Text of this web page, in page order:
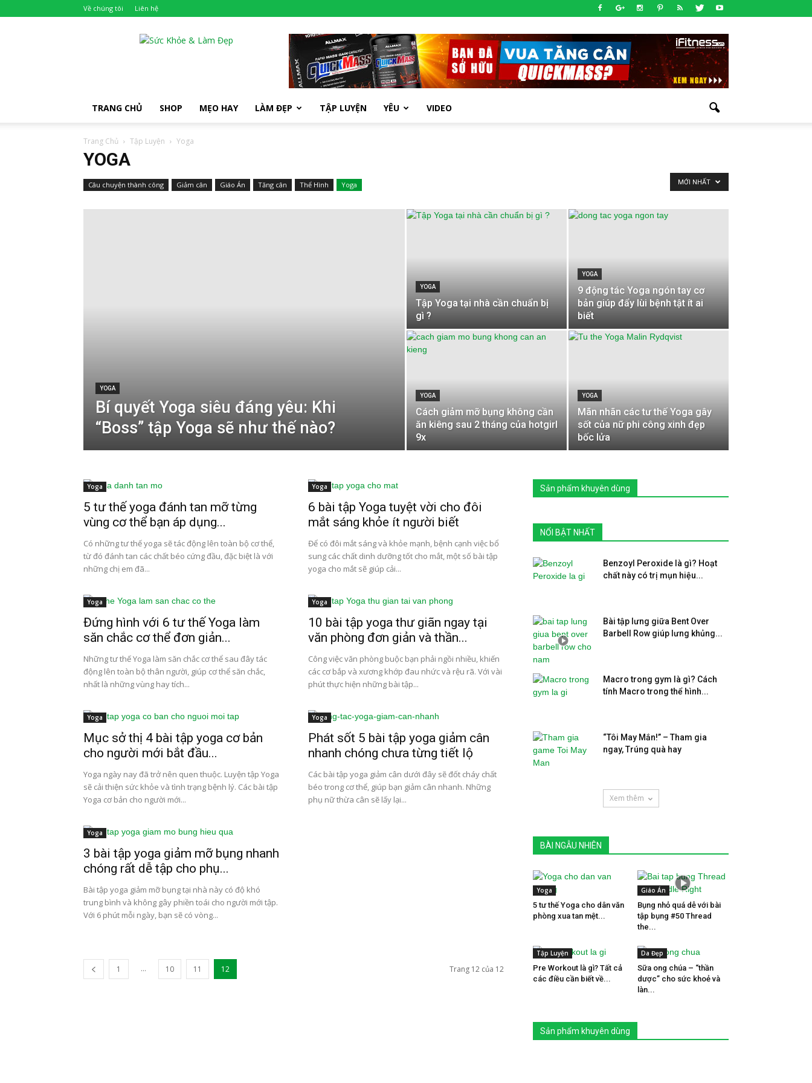
Về chúng tôi Liên hệ
TRANG CHỦ SHOP MẸO HAY LÀM ĐẸP TẬP LUYỆN YÊU VIDEO
Trang Chủ Tập Luyện Yoga
YOGA
Câu chuyện thành công Giảm cân Giáo Án Tăng cân Thể Hình Yoga MỚI NHẤT
YOGA
Bí quyết Yoga siêu đáng yêu: Khi
“Boss” tập Yoga sẽ như thế nào?
YOGA
Tập Yoga tại nhà cần chuẩn bị
gì ?
YOGA
9 động tác Yoga ngón tay cơ
bản giúp đẩy lùi bệnh tật ít ai
biết
YOGA
Cách giảm mỡ bụng không cần
ăn kiêng sau 2 tháng của hotgirl
9x
YOGA
Mãn nhãn các tư thế Yoga gây
sốt của nữ phi công xinh đẹp
bốc lửa
Yoga
5 tư thế yoga đánh tan mỡ từng
vùng cơ thể bạn áp dụng...
Có những tư thế yoga sẽ tác động lên toàn bộ cơ thể,
từ đó đánh tan các chất béo cứng đầu, đặc biệt là với
những chị em đã...
Yoga
6 bài tập Yoga tuyệt vời cho đôi
mắt sáng khỏe ít người biết
Để có đôi mắt sáng và khỏe mạnh, bệnh cạnh việc bổ
sung các chất dinh dưỡng tốt cho mắt, một số bài tập
yoga cho mắt sẽ giúp cải...
Yoga
Đứng hình với 6 tư thế Yoga làm
săn chắc cơ thể đơn giản...
Những tư thế Yoga làm săn chắc cơ thể sau đây tác
động lên toàn bộ thân người, giúp cơ thể săn chắc,
nhất là những vùng hay tích...
Yoga
10 bài tập yoga thư giãn ngay tại
văn phòng đơn giản và thần...
Công việc văn phòng buộc bạn phải ngồi nhiều, khiến
các cơ bắp và xương khớp đau nhức và rệu rã. Với vài
phút thực hiện những bài tập...
Yoga
Mục sở thị 4 bài tập yoga cơ bản
cho người mới bắt đầu...
Yoga ngày nay đã trở nên quen thuộc. Luyện tập Yoga
sẽ cải thiện sức khỏe và tình trạng bệnh lý. Các bài tập
Yoga cơ bản cho người mới...
Yoga
Phát sốt 5 bài tập yoga giảm cân
nhanh chóng chưa từng tiết lộ
Các bài tập yoga giảm cân dưới đây sẽ đốt cháy chất
béo trong cơ thể, giúp bạn giảm cân nhanh. Những
phụ nữ thừa cân sẽ lấy lại...
Yoga
3 bài tập yoga giảm mỡ bụng nhanh
chóng rất dễ tập cho phụ...
Bài tập yoga giảm mỡ bụng tại nhà này có độ khó
trung bình và không gây phiền toái cho người mới tập.
Với 6 phút mỗi ngày, bạn sẽ có vòng...
1 ... 10 11 12 Trang 12 của 12
Sản phẩm khuyên dùng
NỔI BẬT NHẤT
Benzoyl Peroxide là gì? Hoạt
chất này có trị mụn hiệu...
Bài tập lưng giữa Bent Over
Barbell Row giúp lưng khủng...
Macro trong gym là gì? Cách
tính Macro trong thể hình...
“Tôi May Mắn!” – Tham gia
ngay, Trúng quà hay
Xem thêm
BÀI NGẪU NHIÊN
Yoga
5 tư thế Yoga cho dân văn
phòng xua tan mệt...
Giáo Án
Bụng nhỏ quá dễ với bài
tập bụng #50 Thread
the...
Tập Luyện
Pre Workout là gì? Tất cả
các điều cần biết về...
Da Đẹp
Sữa ong chúa – “thần
dược” cho sức khoẻ và
làn...
Sản phẩm khuyên dùng